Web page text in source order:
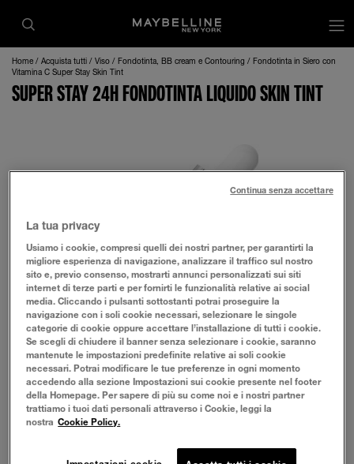
Home Acquista tutti Viso Fondotinta, BB cream e Contouring
Fondotinta in Siero con
Vitamina C Super Stay Skin Tint
SUPER STAY 24H FONDOTINTA LIQUIDO SKIN TINT
La tua privacy
Usiamo i cookie, compresi quelli dei nostri partner, per garantirti la
migliore esperienza di navigazione, analizzare il traffico sul nostro
sito e, previo consenso, mostrarti annunci personalizzati sui siti
internet di terze parti e per fornirti le funzionalità relative ai social
media. Cliccando i pulsanti sottostanti potrai proseguire la
navigazione con i soli cookie necessari, selezionare le singole
categorie di cookie oppure accettare l’installazione di tutti i cookie.
Se scegli di chiudere il banner senza selezionare i cookie, saranno
mantenute le impostazioni predefinite relative ai soli cookie
necessari. Potrai modificare le tue preferenze in ogni momento
accedendo alla sezione Impostazioni sui cookie presente nel footer
della Homepage. Per sapere di più su come noi e i nostri partner
trattiamo i tuoi dati personali attraverso i Cookie, leggi la
nostra Cookie Policy.
Continua senza accettare